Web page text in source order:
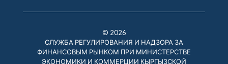
© 2026
СЛУЖБА РЕГУЛИРОВАНИЯ И НАДЗОРА ЗА
ФИНАНСОВЫМ РЫНКОМ ПРИ МИНИСТЕРСТВЕ
ЭКОНОМИКИ И КОММЕРЦИИ КЫРГЫЗСКОЙ